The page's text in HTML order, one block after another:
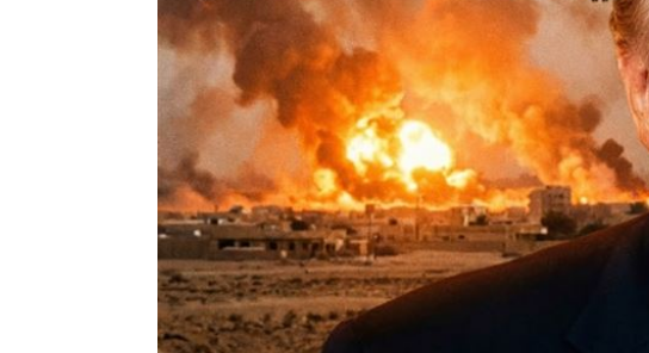
台彩父親節推新刮刮樂千萬頭獎超「爸」氣 12:00
「拍片人的多重宇宙」職涯論壇9/12登場！
8國球員齊聚高雄 Formosa 7s掀足球熱潮 10:00
理想混蛋號召粉絲跨海追星吃美食！ 18:15